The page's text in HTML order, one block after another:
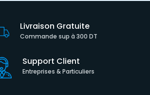
Livraison Gratuite
Commande sup à 300 DT
Support Client
Entreprises & Particuliers